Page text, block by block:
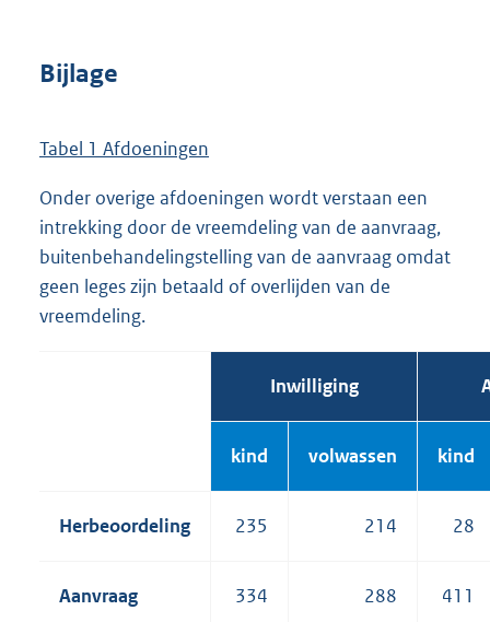
Bijlage
Tabel 1 Afdoeningen
Onder overige afdoeningen wordt verstaan een
intrekking door de vreemdeling van de aanvraag,
buitenbehandelingstelling van de aanvraag omdat
geen leges zijn betaald of overlijden van de
vreemdeling.
Inwilliging
kind volwassen kind
Herbeoordeling 235 214 28
Aanvraag 334 288 411